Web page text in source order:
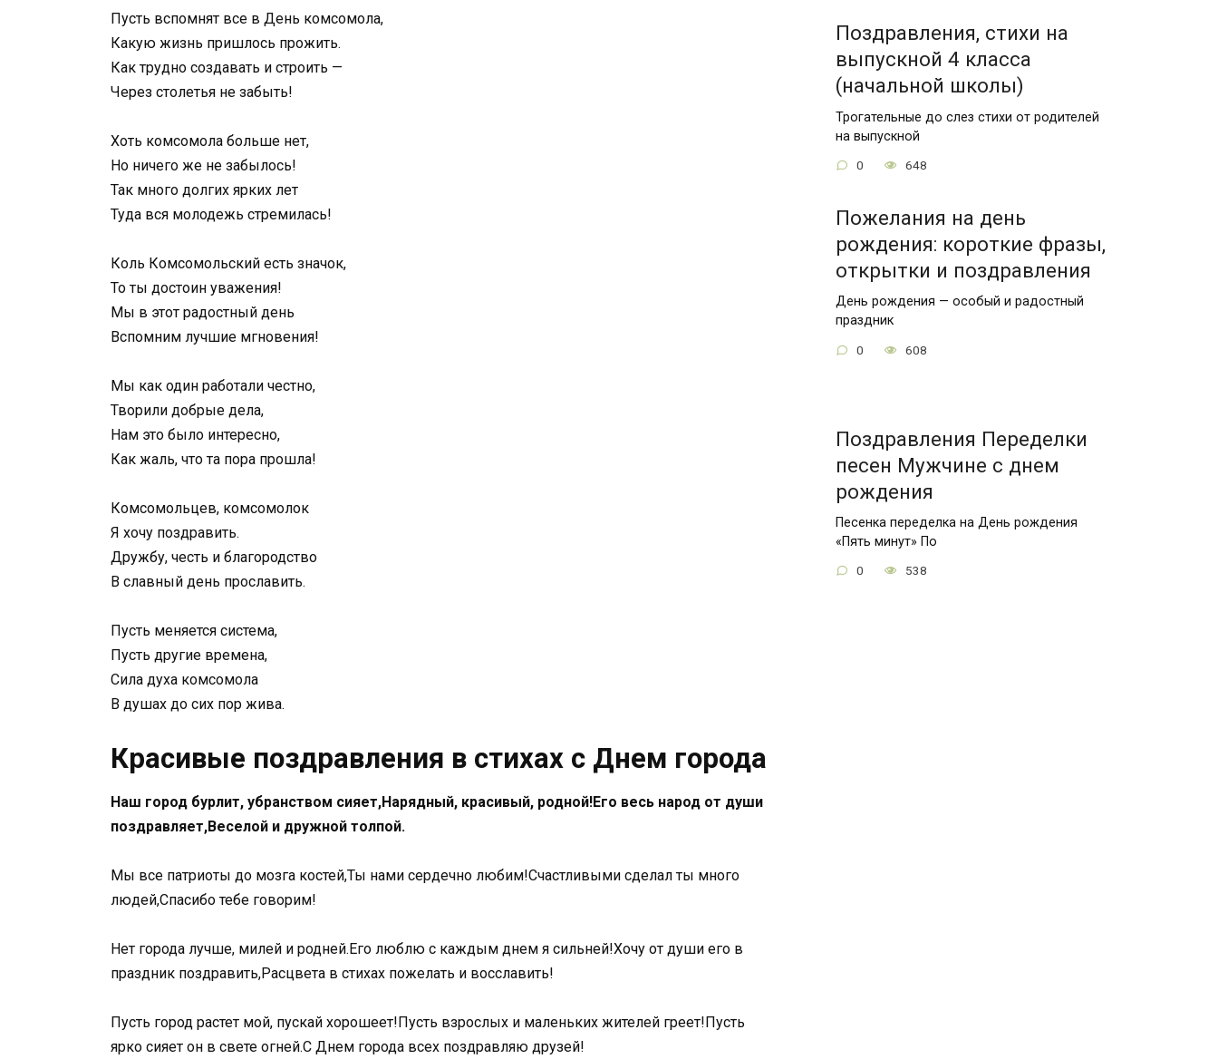
Пусть вспомнят все в День комсомола,
Какую жизнь пришлось прожить.
Как трудно создавать и строить —
Через столетья не забыть!
Хоть комсомола больше нет,
Но ничего же не забылось!
Так много долгих ярких лет
Туда вся молодежь стремилась!
Коль Комсомольский есть значок,
То ты достоин уважения!
Мы в этот радостный день
Вспомним лучшие мгновения!
Мы как один работали честно,
Творили добрые дела,
Нам это было интересно,
Как жаль, что та пора прошла!
Комсомольцев, комсомолок
Я хочу поздравить.
Дружбу, честь и благородство
В славный день прославить.
Пусть меняется система,
Пусть другие времена,
Сила духа комсомола
В душах до сих пор жива.
Красивые поздравления в стихах с Днем города
Наш город бурлит, убранством сияет,Нарядный, красивый, родной!Его весь народ от души
поздравляет,Веселой и дружной толпой.
Мы все патриоты до мозга костей,Ты нами сердечно любим!Счастливыми сделал ты много
людей,Спасибо тебе говорим!
Нет города лучше, милей и родней.Его люблю с каждым днем я сильней!Хочу от души его в
праздник поздравить,Расцвета в стихах пожелать и восславить!
Пусть город растет мой, пускай хорошеет!Пусть взрослых и маленьких жителей греет!Пусть
ярко сияет он в свете огней.С Днем города всех поздравляю друзей!
Поздравления, стихи на
выпускной 4 класса
(начальной школы)
Трогательные до слез стихи от родителей
на выпускной
0 648
Пожелания на день
рождения: короткие фразы,
открытки и поздравления
День рождения — особый и радостный
праздник
0 608
Поздравления Переделки
песен Мужчине с днем
рождения
Песенка переделка на День рождения
«Пять минут» По
0 538